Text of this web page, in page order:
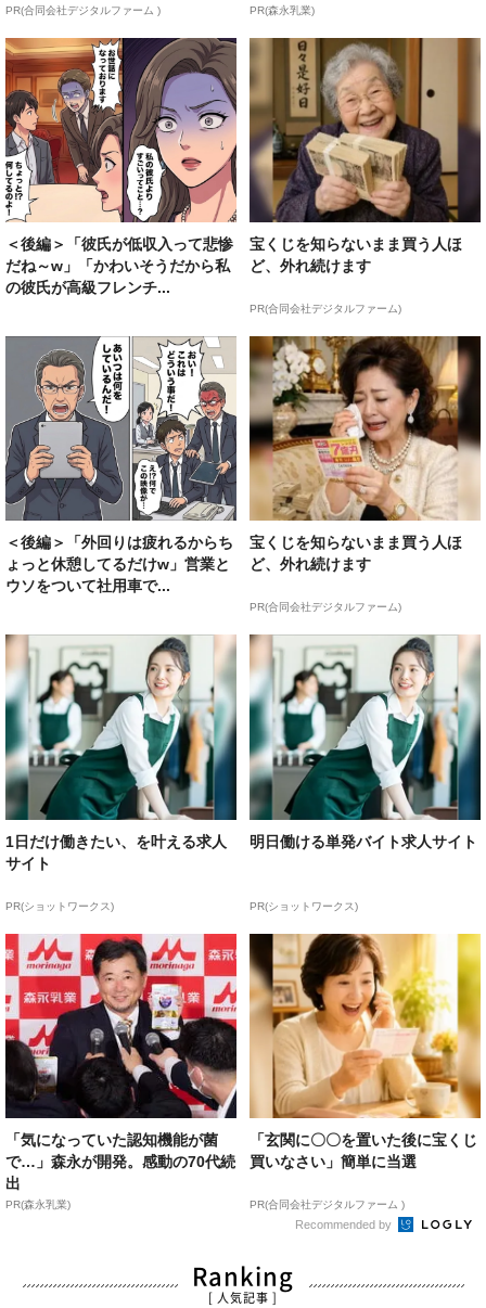
PR(合同会社デジタルファーム ) PR(森永乳業)
＜後編＞「彼氏が低収入って悲惨
だね～w」「かわいそうだから私
の彼氏が高級フレンチ...
宝くじを知らないまま買う人ほ
ど、外れ続けます
PR(合同会社デジタルファーム)
＜後編＞「外回りは疲れるからち
ょっと休憩してるだけw」営業と
ウソをついて社用車で...
宝くじを知らないまま買う人ほ
ど、外れ続けます
PR(合同会社デジタルファーム)
1日だけ働きたい、を叶える求人
サイト
PR(ショットワークス)
明日働ける単発バイト求人サイト
PR(ショットワークス)
「気になっていた認知機能が菌
で…」森永が開発。感動の70代続
出
PR(森永乳業)
「玄関に〇〇を置いた後に宝くじ
買いなさい」簡単に当選
PR(合同会社デジタルファーム )
Recommended by
Ranking
[ 人気記事 ]